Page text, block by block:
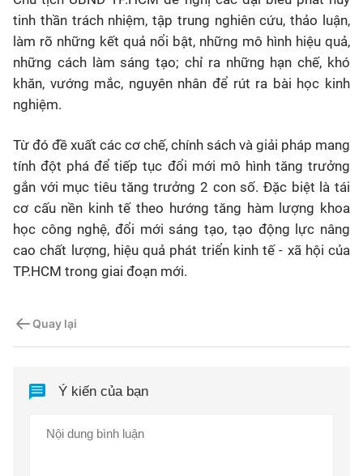
tinh thần trách nhiệm, tập trung nghiên cứu, thảo luận,
làm rõ những kết quả nổi bật, những mô hình hiệu quả,
những cách làm sáng tạo; chỉ ra những hạn chế, khó
khăn, vướng mắc, nguyên nhân để rút ra bài học kinh
nghiệm.
Từ đó đề xuất các cơ chế, chính sách và giải pháp mang
tính đột phá để tiếp tục đổi mới mô hình tăng trưởng
gắn với mục tiêu tăng trưởng 2 con số. Đặc biệt là tái
cơ cấu nền kinh tế theo hướng tăng hàm lượng khoa
học công nghệ, đổi mới sáng tạo, tạo động lực nâng
cao chất lượng, hiệu quả phát triển kinh tế - xã hội của
TP.HCM trong giai đoạn mới.
Quay lại
Ý kiến của bạn